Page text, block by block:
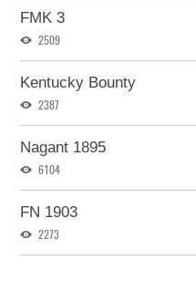
FMK 3
2509
Kentucky Bounty
2387
Nagant 1895
6104
FN 1903
2273